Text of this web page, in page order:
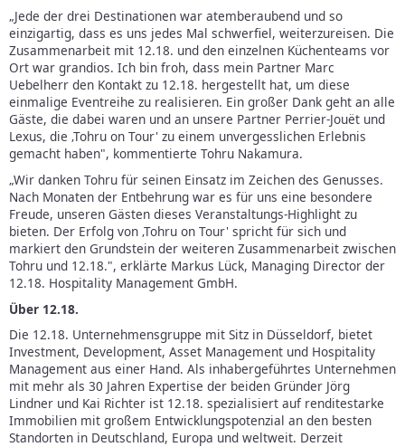
„Jede der drei Destinationen war atemberaubend und so
einzigartig, dass es uns jedes Mal schwerfiel, weiterzureisen. Die
Zusammenarbeit mit 12.18. und den einzelnen Küchenteams vor
Ort war grandios. Ich bin froh, dass mein Partner Marc
Uebelherr den Kontakt zu 12.18. hergestellt hat, um diese
einmalige Eventreihe zu realisieren. Ein großer Dank geht an alle
Gäste, die dabei waren und an unsere Partner Perrier-Jouët und
Lexus, die ‚Tohru on Tour' zu einem unvergesslichen Erlebnis
gemacht haben", kommentierte Tohru Nakamura.
„Wir danken Tohru für seinen Einsatz im Zeichen des Genusses.
Nach Monaten der Entbehrung war es für uns eine besondere
Freude, unseren Gästen dieses Veranstaltungs-Highlight zu
bieten. Der Erfolg von ‚Tohru on Tour' spricht für sich und
markiert den Grundstein der weiteren Zusammenarbeit zwischen
Tohru und 12.18.", erklärte Markus Lück, Managing Director der
12.18. Hospitality Management GmbH.
Über 12.18.
Die 12.18. Unternehmensgruppe mit Sitz in Düsseldorf, bietet
Investment, Development, Asset Management und Hospitality
Management aus einer Hand. Als inhabergeführtes Unternehmen
mit mehr als 30 Jahren Expertise der beiden Gründer Jörg
Lindner und Kai Richter ist 12.18. spezialisiert auf renditestarke
Immobilien mit großem Entwicklungspotenzial an den besten
Standorten in Deutschland, Europa und weltweit. Derzeit